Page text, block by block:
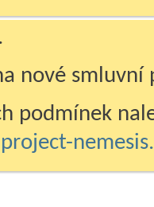
nové smluvní
podmínek